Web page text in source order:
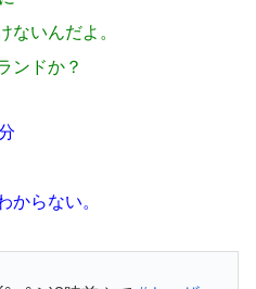
ないんだよ。
ンドか？
からない。